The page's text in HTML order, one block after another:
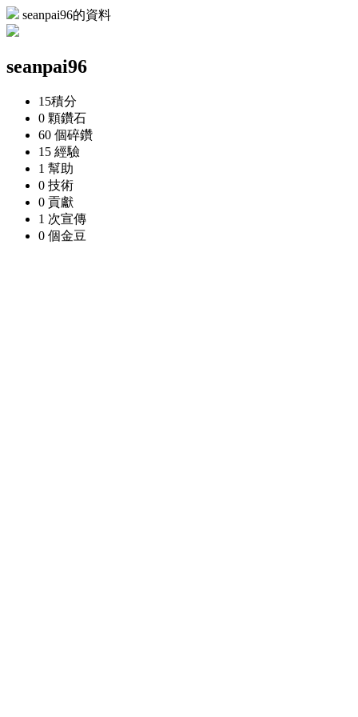
seanpai96的資料
seanpai96
15積分
0 顆鑽石
60 個碎鑽
15 經驗
1 幫助
0 技術
0 貢獻
1 次宣傳
0 個金豆